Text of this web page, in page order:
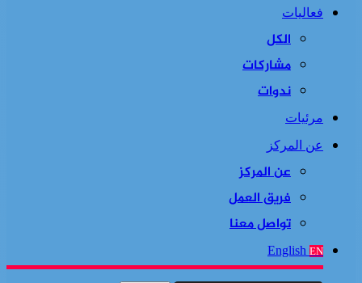
فعاليات
الكل
مشاركات
ندوات
مرئيات
عن المركز
عن المركز
فريق العمل
تواصل معنا
English EN